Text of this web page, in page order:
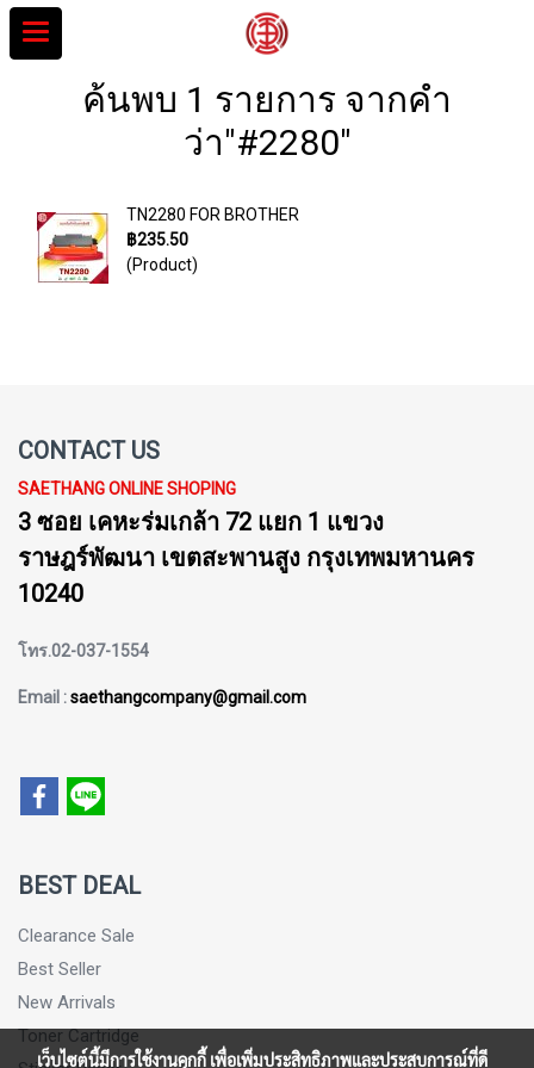
ค้นพบ 1 รายการ จากคำ
ว่า"#2280"
TN2280 FOR BROTHER
฿235.50
(Product)
CONTACT US
SAETHANG ONLINE SHOPING
3 ซอย เคหะร่มเกล้า 72 แยก 1 แขวง
ราษฎร์พัฒนา เขตสะพานสูง กรุงเทพมหานคร
10240
โทร.02-037-1554
Email :saethangcompany@gmail.com
BEST DEAL
Clearance Sale
Best Seller
New Arrivals
Toner Cartridge
เว็บไซต์นี้มีการใช้งานคุกกี้ เพื่อเพิ่มประสิทธิภาพและประสบการณ์ที่ดี